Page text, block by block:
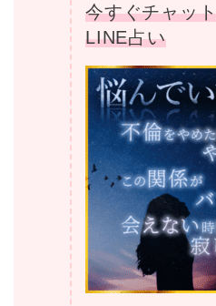
今すぐチャッ
LINE占い